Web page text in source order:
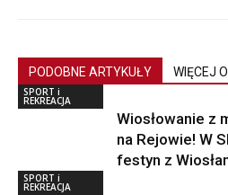
PODOBNE ARTYKUŁY WIĘCEJ
SPORT i
REKREACJA
Wiosłowanie z
na Rejowie! W
festyn z
SPORT i
REKREACJA